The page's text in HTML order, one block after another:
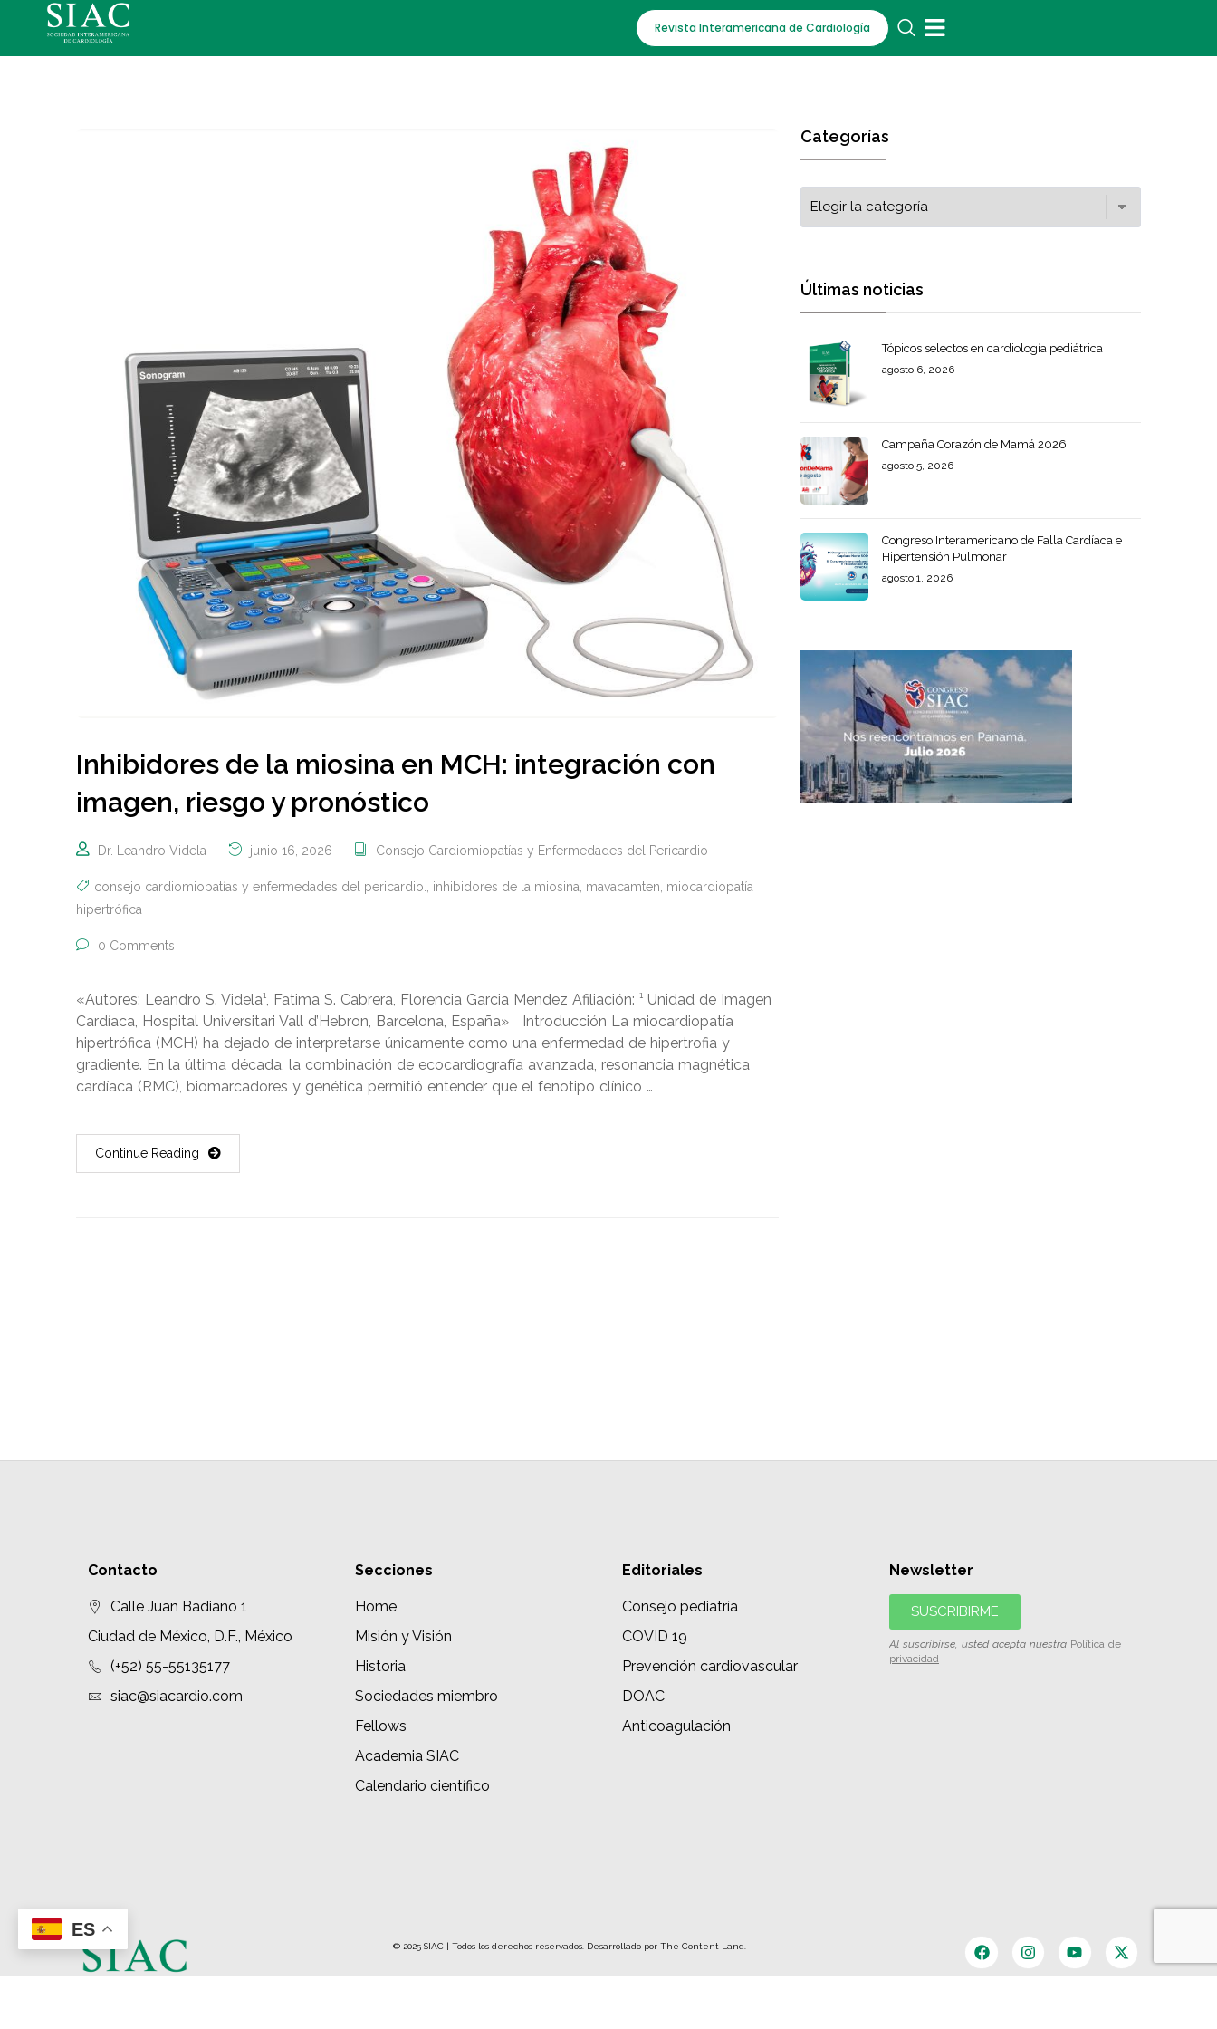
Revista Interamericana de Cardiología
Inhibidores de la miosina en MCH: integración con
imagen, riesgo y pronóstico
Dr. Leandro Videla junio 16, 2026 Consejo Cardiomiopatías y Enfermedades del Pericardio
consejo cardiomiopatías y enfermedades del pericardio. inhibidores de la miosina mavacamten miocardiopatía
hipertrófica
0 Comments
«Autores: Leandro S. Videla¹, Fatima S. Cabrera, Florencia Garcia Mendez Afiliación: ¹ Unidad de Imagen
Cardíaca, Hospital Universitari Vall d’Hebron, Barcelona, España» Introducción La miocardiopatía
hipertrófica (MCH) ha dejado de interpretarse únicamente como una enfermedad de hipertrofia y
gradiente. En la última década, la combinación de ecocardiografía avanzada, resonancia magnética
cardíaca (RMC), biomarcadores y genética permitió entender que el fenotipo clínico …
Continue Reading
Categorías
Últimas noticias
Tópicos selectos en cardiología pediátrica
agosto 6, 2026
Campaña Corazón de Mamá 2026
agosto 5, 2026
Congreso Interamericano de Falla Cardíaca e
Hipertensión Pulmonar
agosto 1, 2026
Contacto
Calle Juan Badiano 1
Ciudad de México, D.F., México
(+52) 55-55135177
siac@siacardio.com
Secciones
Home
Misión y Visión
Historia
Sociedades miembro
Fellows
Academia SIAC
Calendario científico
Editoriales
Consejo pediatría
COVID 19
Prevención cardiovascular
DOAC
Anticoagulación
Newsletter
SUSCRIBIRME
Al suscribirse, usted acepta nuestra Política de
privacidad
© 2025 SIAC | Todos los derechos reservados. Desarrollado por The Content Land.
ES